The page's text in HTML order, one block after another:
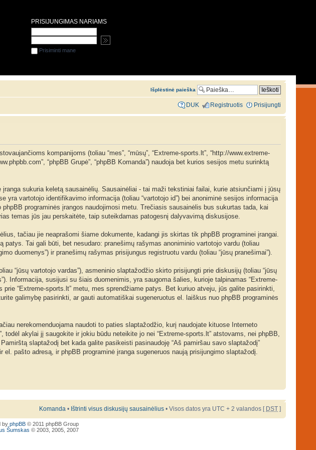
Išplėstinė paieška
DUK Registruotis Prisijungti
kompanijoms (toliau “mes”, “mūsų”, “Extreme-sports.lt”, “http://www.extreme-
“phpBB Grupė”, “phpBB Komanda”) naudoja bet kurios sesijos metu surinktą
sukuria keletą sausainėlių. Sausainėliai - tai maži tekstiniai failai, kurie atsiunčiami į jūsų
yra vartotojo identifikavimo informacija (toliau “vartotojo id”) bei anoniminė sesijos informacija
programinės įrangos naudojimosi metu. Trečiasis sausainėlis bus sukurtas tada, kai
temas jūs jau perskaitėte, taip suteikdamas patogesnį dalyvavimą diskusijose.
tačiau jie neaprašomi šiame dokumente, kadangi jis skirtas tik phpBB programinei įrangai.
Tai gali būti, bet nesudaro: pranešimų rašymas anoniminio vartotojo vardu (toliau
duomenys”) ir pranešimų rašymas prisijungus registruotu vardu (toliau “jūsų pranešimai”).
“jūsų vartotojo vardas”), asmeninio slaptažodžio skirto prisijungti prie diskusijų (toliau “jūsų
Informacija, susijusi su šiais duomenimis, yra saugoma šalies, kurioje talpinamas “Extreme-
“Extreme-sports.lt” metu, mes sprendžiame patys. Bet kuriuo atveju, jūs galite pasirinkti,
galimybę pasirinkti, ar gauti automatiškai sugeneruotus el. laiškus nuo phpBB programinės
nerekomenduojama naudoti to paties slaptažodžio, kurį naudojate kituose Interneto
akylai jį saugokite ir jokiu būdu neteikite jo nei “Extreme-sports.lt” atstovams, nei phpBB,
slaptažodį bet kada galite pasikeisti pasinaudoję “Aš pamiršau savo slaptažodį”
pašto adresą, ir phpBB programinė įranga sugeneruos naują prisijungimo slaptažodį.
Komanda • Ištrinti visus diskusijų sausainėlius • Visos datos yra UTC + 2 valandos [ DST ]
by phpBB© 2011 phpBB Group
Šumskas © 2003, 2005, 2007
PRISIJUNGIMAS NARIAMS
Prisiminti mane